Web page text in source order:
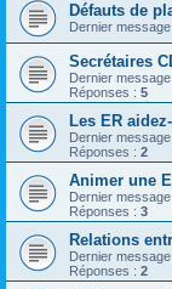
Défauts de
Dernier
Secrétaires
Dernier
Réponses : 5
Les ER
Dernier
Réponses : 2
Animer une
Dernier
Réponses : 3
Relations
Dernier
Réponses : 2